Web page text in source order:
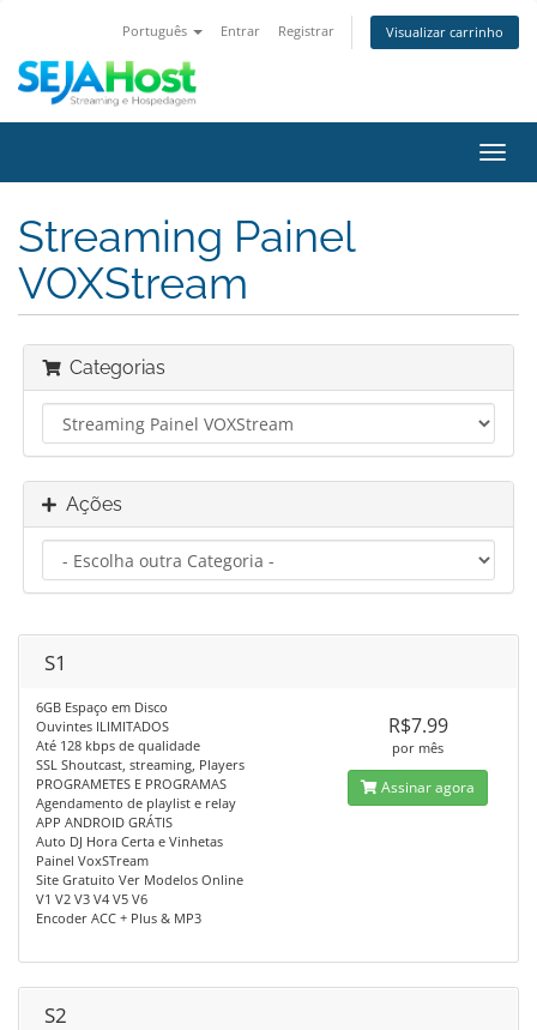
Português Entrar Registrar Visualizar carrinho
Streaming Painel
VOXStream
Categorias
Ações
S1
6GB Espaço em Disco
Ouvintes ILIMITADOS
Até 128 kbps de qualidade
SSL Shoutcast, streaming, Players
PROGRAMETES E PROGRAMAS
Agendamento de playlist e relay
APP ANDROID GRÁTIS
Auto DJ Hora Certa e Vinhetas
Painel VoxSTream
Site Gratuito Ver Modelos Online
V1 V2 V3 V4 V5 V6
Encoder ACC + Plus & MP3
R$7.99
por mês
Assinar agora
S2